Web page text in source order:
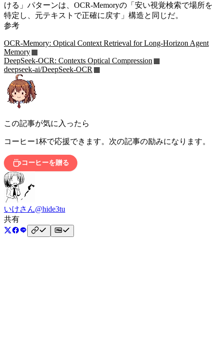
ける」パターンは、OCR-Memoryの「安い視覚検索で場所を
特定し、元テキストで正確に戻す」構造と同じだ。
参考
OCR-Memory: Optical Context Retrieval for Long-Horizon Agent
Memory
DeepSeek-OCR: Contexts Optical Compression
deepseek-ai/DeepSeek-OCR
この記事が気に入ったら
コーヒー1杯で応援できます。次の記事の励みになります。
コーヒーを贈る
いけさん@hide3tu
共有